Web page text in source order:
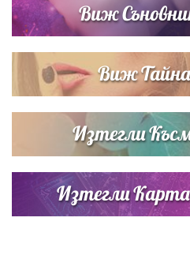
Виж
Виж
Изтегли
Изтегли Карта